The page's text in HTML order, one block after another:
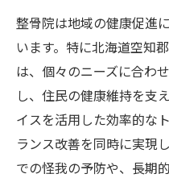
整骨院は地域の健康促進
います。特に北海道空知
は、個々のニーズに合わ
し、住民の健康維持を支
イスを活用した効率的な
ランス改善を同時に実現
での怪我の予防や、長期